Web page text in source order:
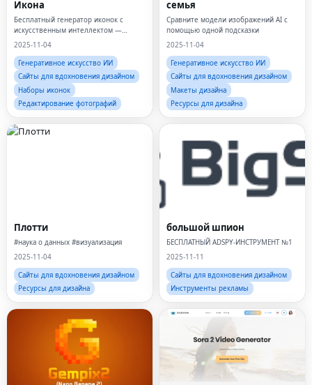
Икона
Бесплатный генератор иконок с
искусственным интеллектом —
создавайте значки приложений,
секунды
2025-11-04
Генеративное искусство ИИ
Сайты для вдохновения дизайном
Наборы иконок
Редактирование фотографий
семья
Сравните модели изображений AI с
помощью одной подсказки
2025-11-04
Генеративное искусство ИИ
Сайты для вдохновения дизайном
Макеты дизайна
Ресурсы для дизайна
Плотти
#наука о данных #визуализация
2025-11-04
Сайты для вдохновения дизайном
Ресурсы для дизайна
большой шпион
БЕСПЛАТНЫЙ ADSPY-ИНСТРУМЕНТ №1
2025-11-11
Сайты для вдохновения дизайном
Инструменты рекламы